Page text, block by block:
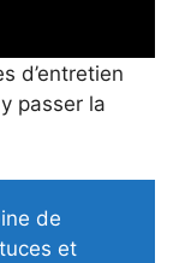
d’entretien
passer la
de
et